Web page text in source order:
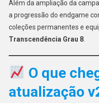
Além da ampliação da
a progressão do endgame
coleções permanentes e
Transcendência Grau 8.
O que
atualização